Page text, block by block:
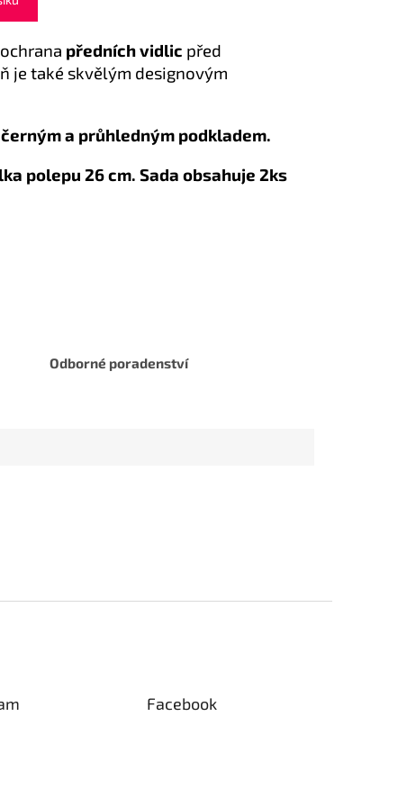
předních vidlic před
je také skvělým designovým
a průhledným podkladem.
polepu 26 cm. Sada obsahuje 2ks
Odborné poradenství
Facebook